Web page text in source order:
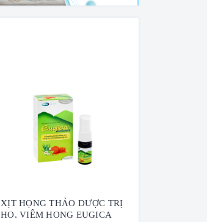
XỊT HỌNG THẢO DƯỢC TRỊ
HO, VIÊM HỌNG EUGICA